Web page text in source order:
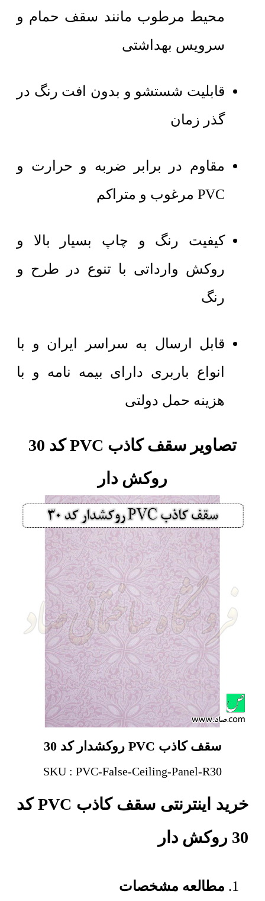
محیط مرطوب مانند سقف حمام و
سرویس بهداشتی
قابلیت شستشو و بدون افت رنگ در
گذر زمان
مقاوم در برابر ضربه و حرارت و
PVC مرغوب و متراکم
کیفیت رنگ و چاپ بسیار بالا و
روکش وارداتی با تنوع در طرح و
رنگ
قابل ارسال به سراسر ایران و با
انواع باربری دارای بیمه نامه و با
هزینه حمل دولتی
تصاویر سقف کاذب PVC کد 30
روکش دار
سقف کاذب PVC روکشدار کد 30
SKU : PVC-False-Ceiling-Panel-R30
خرید اینترنتی سقف کاذب PVC کد
30 روکش دار
مطالعه مشخصات